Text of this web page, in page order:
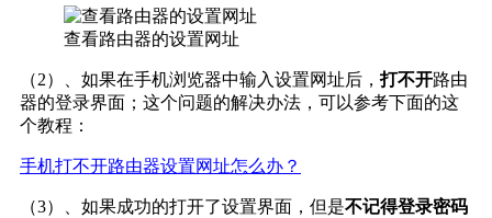
查看路由器的设置网址
（2）、如果在手机浏览器中输入设置网址后，打不开路由
器的登录界面；这个问题的解决办法，可以参考下面的这
个教程：
手机打不开路由器设置网址怎么办？
（3）、如果成功的打开了设置界面，但是不记得登录密码